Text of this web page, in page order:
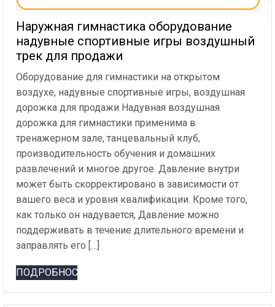
Наружная гимнастика оборудование
надувные спортивные игры воздушный
трек для продажи
Оборудование для гимнастики на открытом
воздухе, надувные спортивные игры, воздушная
дорожка для продажи Надувная воздушная
дорожка для гимнастики применима в
тренажерном зале, танцевальный клуб,
производительность обучения и домашних
развлечений и многое другое. Давление внутри
может быть скорректировано в зависимости от
вашего веса и уровня квалификации. Кроме того,
как только он надувается, Давление можно
поддерживать в течение длительного времени и
заправлять его […]
ПОДРОБНОСТИ